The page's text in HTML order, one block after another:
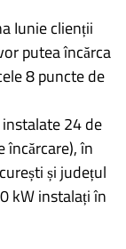
Iunie clienții
putea încărca
8 puncte de
24 de
încărcare), în
și județul
kW instalați în